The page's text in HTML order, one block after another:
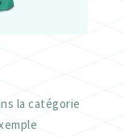
la catégorie